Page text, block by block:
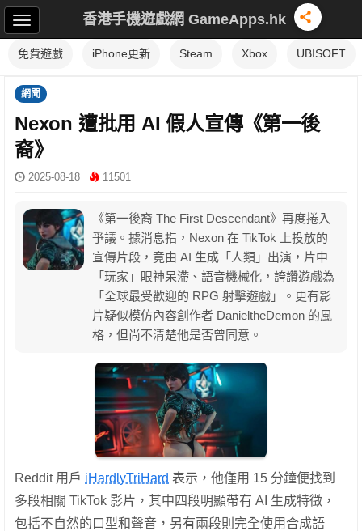
香港手機遊戲網 GameApps.hk
免費遊戲 iPhone更新 Steam Xbox UBISOFT
網聞
Nexon 遭批用 AI 假人宣傳《第一後
裔》
2025-08-18 11501
《第一後裔 The First Descendant》再度捲入
爭議。據消息指，Nexon 在 TikTok 上投放的
宣傳片段，竟由 AI 生成「人類」出演，片中
「玩家」眼神呆滯、語音機械化，誇讚遊戲為
「全球最受歡迎的 RPG 射擊遊戲」。更有影
片疑似模仿內容創作者 DanieltheDemon 的風
格，但尚不清楚他是否曾同意。
Reddit 用戶 iHardlyTriHard 表示，他僅用 15 分鐘便找到
多段相關 TikTok 影片，其中四段明顯帶有 AI 生成特徵，
包括不自然的口型和聲音，另有兩段則完全使用合成語